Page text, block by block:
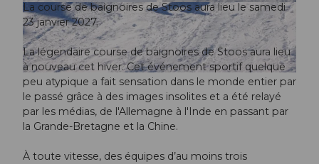
© Guidle.com
© Guidle.com © Guidle.com
La course de baignoires de Stoos aura lieu le samedi
23 janvier 2027.
La légendaire course de baignoires de Stoos aura lieu
à nouveau cet hiver. Cet événement sportif quelque
peu atypique a fait sensation dans le monde entier par
le passé grâce à des images insolites et a été relayé
par les médias, de l'Allemagne à l'Inde en passant par
la Grande-Bretagne et la Chine.
À toute vitesse, des équipes d’au moins trois